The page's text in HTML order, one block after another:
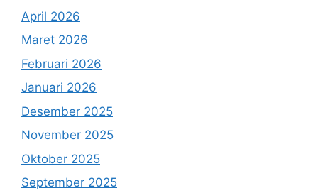
April 2026
Maret 2026
Februari 2026
Januari 2026
Desember 2025
November 2025
Oktober 2025
September 2025